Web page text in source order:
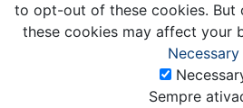
to opt-out of these cookies.
these cookies may affect your
Necessary
Sempre